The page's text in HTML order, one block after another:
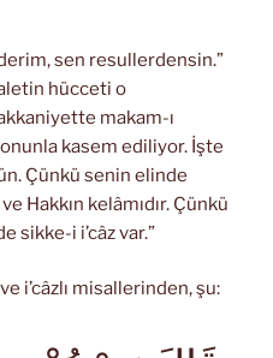
sen resullerdensin.”
hücceti o
makam-ı
kasem ediliyor. İşte
Çünkü senin elinde
Hakkın kelâmıdır. Çünkü
sikke-i i’câz var.”
i’câzlı misallerinden, şu: